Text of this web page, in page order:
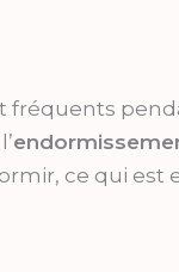
fréquents
ce qui